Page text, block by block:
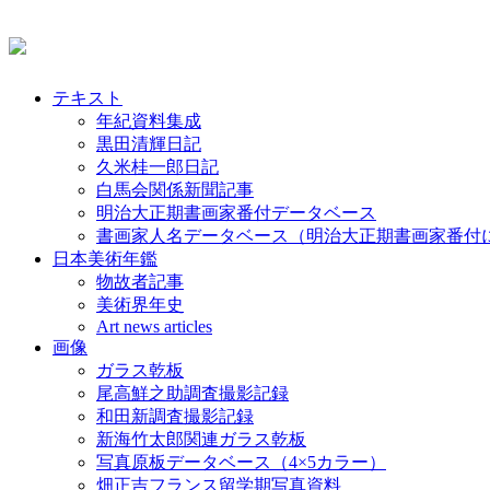
テキスト
年紀資料集成
黒田清輝日記
久米桂一郎日記
白馬会関係新聞記事
明治大正期書画家番付データベース
書画家人名データベース（明治大正期書画家番付
日本美術年鑑
物故者記事
美術界年史
Art news articles
画像
ガラス乾板
尾高鮮之助調査撮影記録
和田新調査撮影記録
新海竹太郎関連ガラス乾板
写真原板データベース（4×5カラー）
畑正吉フランス留学期写真資料